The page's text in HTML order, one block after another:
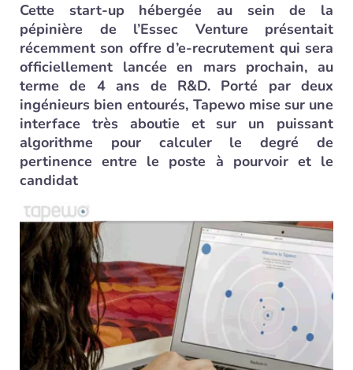
Cette start-up hébergée au sein de la
pépinière de l’Essec Venture présentait
récemment son offre d’e-recrutement qui sera
officiellement lancée en mars prochain, au
terme de 4 ans de R&D. Porté par deux
ingénieurs bien entourés, Tapewo mise sur une
interface très aboutie et sur un puissant
algorithme pour calculer le degré de
pertinence entre le poste à pourvoir et le
candidat